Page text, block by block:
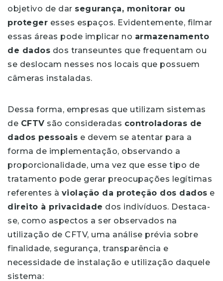
objetivo de dar segurança, monitorar ou
proteger esses espaços. Evidentemente, filmar
essas áreas pode implicar no armazenamento
de dados dos transeuntes que frequentam ou
se deslocam nesses nos locais que possuem
câmeras instaladas.
Dessa forma, empresas que utilizam sistemas
de CFTV são consideradas controladoras de
dados pessoais e devem se atentar para a
forma de implementação, observando a
proporcionalidade, uma vez que esse tipo de
tratamento pode gerar preocupações legítimas
referentes à violação da proteção dos dados e
direito à privacidade dos indivíduos. Destaca-
se, como aspectos a ser observados na
utilização de CFTV, uma análise prévia sobre
finalidade, segurança, transparência e
necessidade de instalação e utilização daquele
sistema: